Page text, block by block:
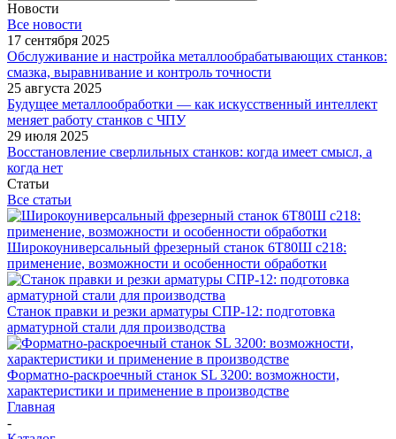
Новости
Все новости
17 сентября 2025
Обслуживание и настройка металлообрабатывающих станков:
смазка, выравнивание и контроль точности
25 августа 2025
Будущее металлообработки — как искусственный интеллект
меняет работу станков с ЧПУ
29 июля 2025
Восстановление сверлильных станков: когда имеет смысл, а
когда нет
Статьи
Все статьи
Широкоуниверсальный фрезерный станок 6Т80Ш с218:
применение, возможности и особенности обработки
Станок правки и резки арматуры СПР-12: подготовка
арматурной стали для производства
Форматно-раскроечный станок SL 3200: возможности,
характеристики и применение в производстве
Главная
-